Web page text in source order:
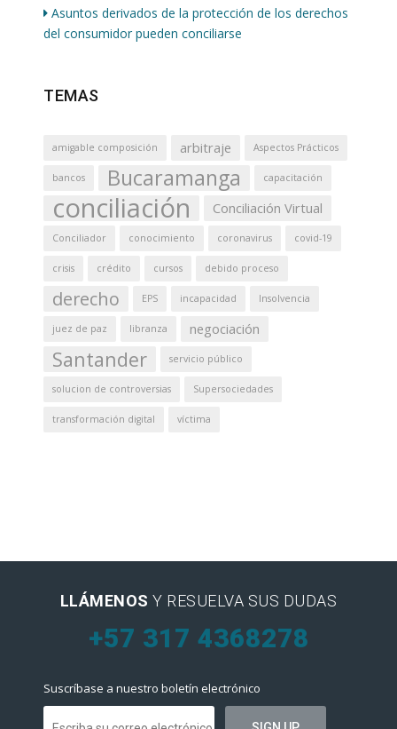
Asuntos derivados de la protección de los derechos
del consumidor pueden conciliarse
TEMAS
amigable composición arbitraje Aspectos Prácticos
bancos Bucaramanga capacitación
conciliación Conciliación Virtual
Conciliador conocimiento coronavirus covid-19
crisis crédito cursos debido proceso
derecho EPS incapacidad Insolvencia
juez de paz libranza negociación
Santander servicio público
solucion de controversias Supersociedades
transformación digital víctima
LLÁMENOS Y RESUELVA SUS DUDAS
+57 317 4368278
Suscríbase a nuestro boletín electrónico